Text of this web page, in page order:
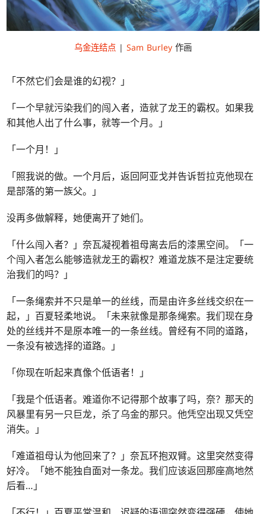
乌金连结点 | Sam Burley 作画
「不然它们会是谁的幻视？」
「一个早就污染我们的闯入者，造就了龙王的霸权。如果我
和其他人出了什么事，就等一个月。」
「一个月！」
「照我说的做。一个月后，返回阿亚戈并告诉哲拉克他现在
是部落的第一族父。」
没再多做解释，她便离开了她们。
「什么闯入者？」奈瓦凝视着祖母离去后的漆黑空间。「一
个闯入者怎么能够造就龙王的霸权？难道龙族不是注定要统
治我们的吗？」
「一条绳索并不只是单一的丝线，而是由许多丝线交织在一
起，」百夏轻柔地说。「未来就像是那条绳索。我们现在身
处的丝线并不是原本唯一的一条丝线。曾经有不同的道路，
一条没有被选择的道路。」
「你现在听起来真像个低语者！」
「我是个低语者。难道你不记得那个故事了吗，奈？那天的
风暴里有另一只巨龙，杀了乌金的那只。他凭空出现又凭空
消失。」
「难道祖母认为他回来了？」奈瓦环抱双臂。这里突然变得
好冷。「她不能独自面对一条龙。我们应该返回那座高地然
后看…」